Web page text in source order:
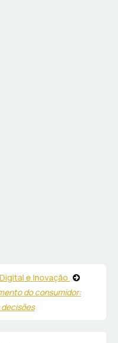
e Inovação
do consumidor: